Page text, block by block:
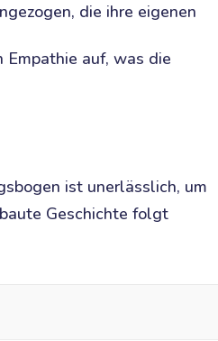
die ihre eigenen
Empathie auf, was die
ist unerlässlich, um
Geschichte folgt